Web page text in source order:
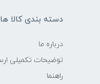
دسته بندی کالا ها
درباره ما
توضیحات تکمیلی
راهنما